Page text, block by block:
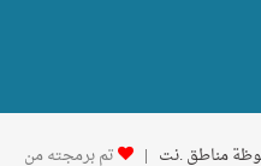
تم برمجته من